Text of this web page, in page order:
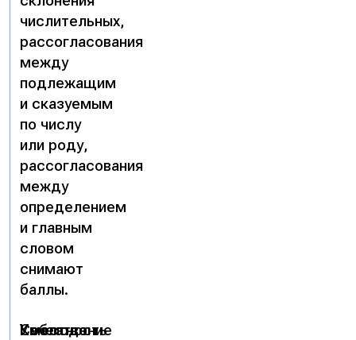
числительных,
рассогласования
между
подлежащим
и сказуемым
по числу
или роду,
рассогласования
между
определением
и главным
словом
снимают
баллы.
Соблюдение
Уместность
Качество